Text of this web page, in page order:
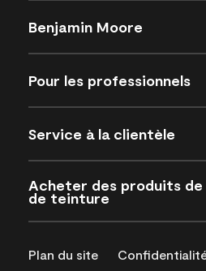
Benjamin Moore
Pour les professionnels
Service à la clientèle
Acheter des produits
de teinture
Plan du site